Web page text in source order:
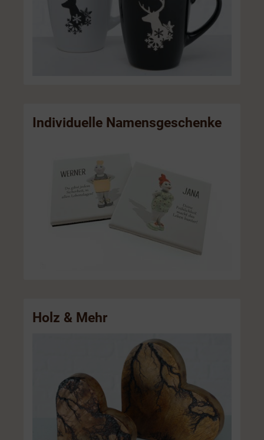
Individuelle Namensgeschenke
Holz & Mehr